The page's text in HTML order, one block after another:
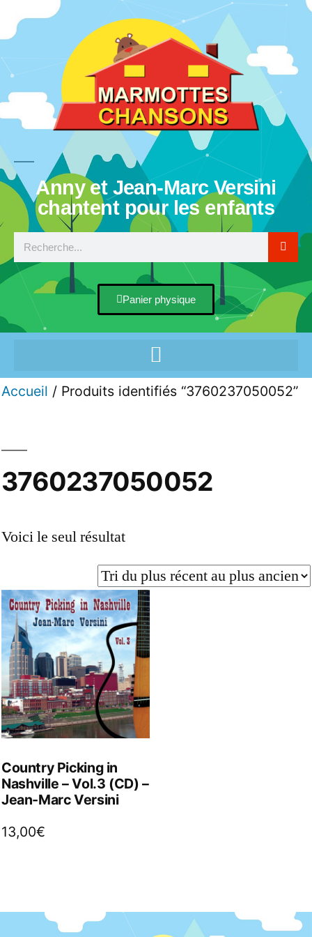
Anny et Jean-Marc Versini
chantent pour les enfants
Panier physique
Accueil / Produits identifiés “3760237050052”
3760237050052
Voici le seul résultat
Country Picking in
Nashville – Vol.3 (CD) –
Jean-Marc Versini
13,00€